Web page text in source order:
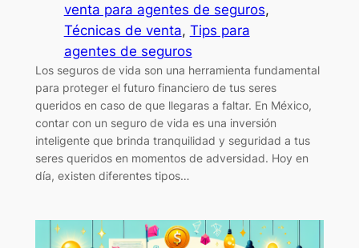
venta para agentes de seguros
Técnicas de venta, Tips para
agentes de seguros
Los seguros de vida son una herramienta fundamental
para proteger el futuro financiero de tus seres
queridos en caso de que llegaras a faltar. En México,
contar con un seguro de vida es una inversión
inteligente que brinda tranquilidad y seguridad a tus
seres queridos en momentos de adversidad. Hoy en
día, existen diferentes tipos…